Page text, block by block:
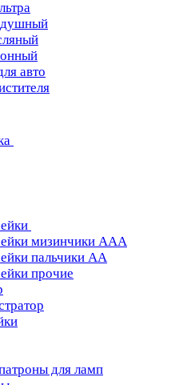
авто
мизинчики ААА
пальчики АА
прочие
для ламп